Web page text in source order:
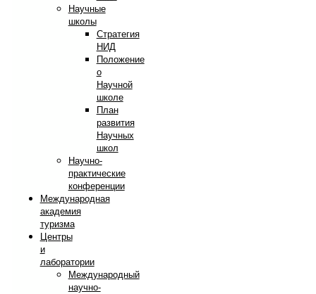
Научные
школы
Стратегия
НИД
Положение
о
Научной
школе
План
развития
Научных
школ
Научно-
практические
конференции
Международная
академия
туризма
Центры
и
лаборатории
Международный
научно-